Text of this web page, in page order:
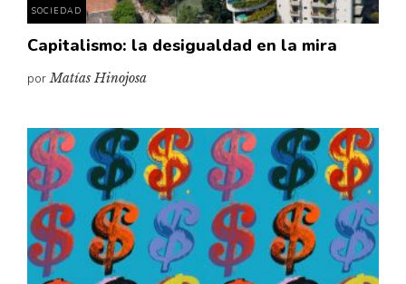
SOCIEDAD
Capitalismo: la desigualdad en la mira
porMatías Hinojosa